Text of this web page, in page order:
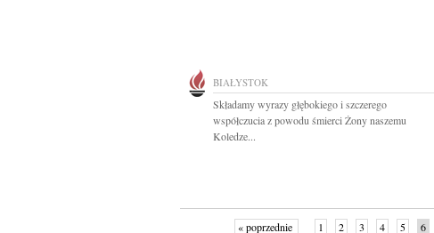
BIAŁYSTOK
Składamy wyrazy głębokiego i szczerego
współczucia z powodu śmierci Żony naszemu
Koledze...
« poprzednie 1 2 3 4 5 6